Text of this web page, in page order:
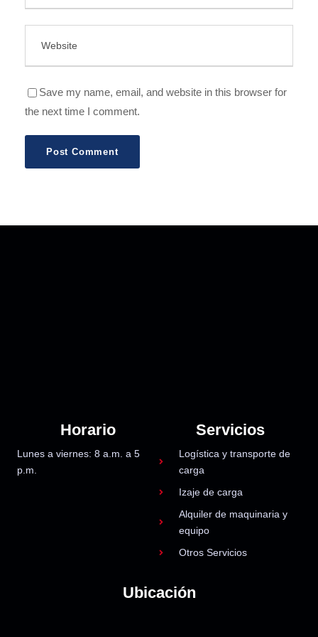
Save my name, email, and website in this browser for
the next time I comment.
Horario
Lunes a viernes: 8 a.m. a 5
p.m.
Servicios
Logística y transporte de
carga
Izaje de carga
Alquiler de maquinaria y
equipo
Otros Servicios
Ubicación